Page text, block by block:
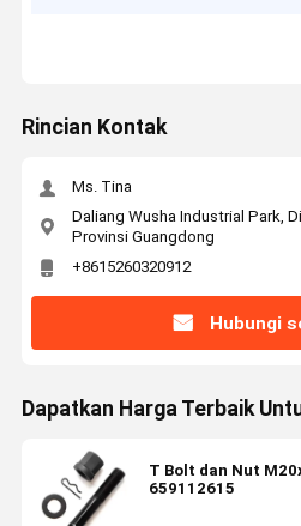
Rincian Kontak
Ms. Tina
Daliang Wusha Industrial Park,
Provinsi Guangdong
+8615260320912
Hubungi
Dapatkan Harga Terbaik
T Bolt dan Nut
659112615